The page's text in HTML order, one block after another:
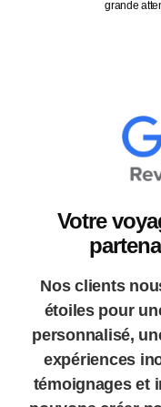
captivante. Grâce à ses
Nos clients
étoiles pour
personnalisé,